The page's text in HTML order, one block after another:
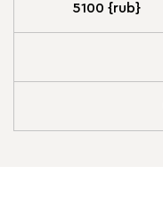
5100 {rub}